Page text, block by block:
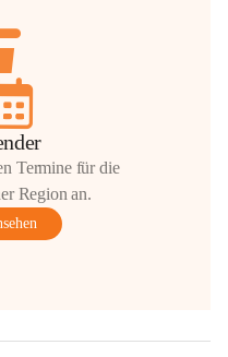
Termine für die
Region an.